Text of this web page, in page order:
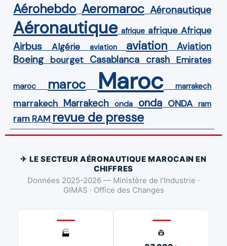
Aérohebdo Aeromaroc Aéronautique
Aéronautique afrique afrique Afrique
Airbus Algérie aviation aviation Aviation
Boeing bourget Casablanca crash Emirates
maroc maroc Maroc marrakech
marrakech Marrakech onda onda ONDA ram
ram RAM revue de presse
✈ LE SECTEUR AÉRONAUTIQUE MAROCAIN EN
CHIFFRES
Données 2025-2026 — Ministère de l'Industrie ·
GIMAS · Office des Changes
🏭
👷